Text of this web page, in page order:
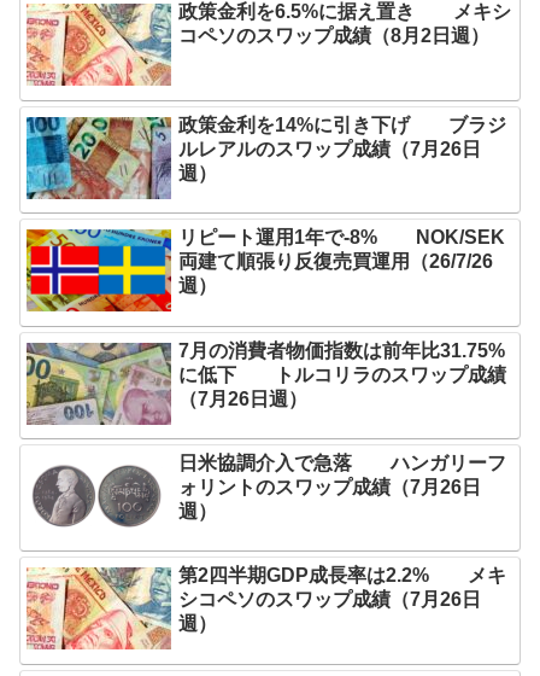
政策金利を6.5%に据え置き メキシ
コペソのスワップ成績（8月2日週）
政策金利を14%に引き下げ ブラジ
ルレアルのスワップ成績（7月26日
週）
リピート運用1年で-8% NOK/SEK
両建て順張り反復売買運用（26/7/26
週）
7月の消費者物価指数は前年比31.75%
に低下 トルコリラのスワップ成績
（7月26日週）
日米協調介入で急落 ハンガリーフ
ォリントのスワップ成績（7月26日
週）
第2四半期GDP成長率は2.2% メキ
シコペソのスワップ成績（7月26日
週）